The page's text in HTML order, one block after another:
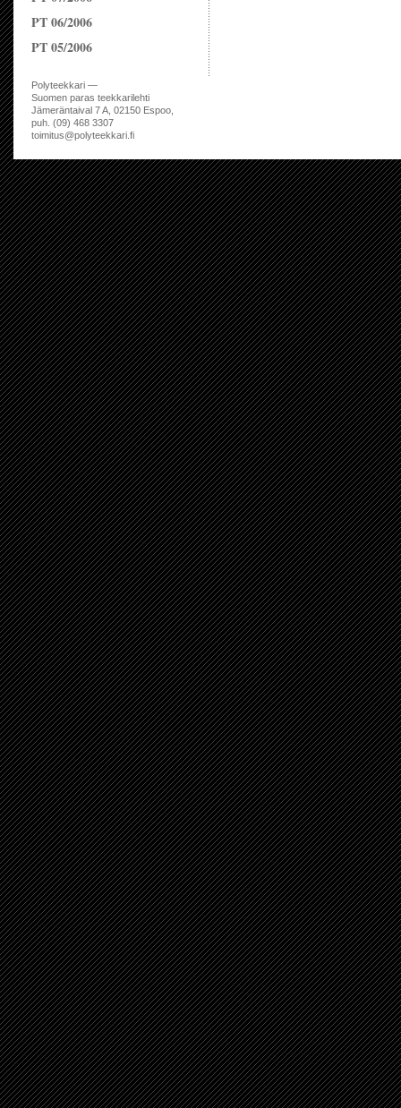
PT 06/2006
PT 05/2006
Polyteekkari —
Suomen paras teekkarilehti
Jämeräntaival 7 A, 02150 Espoo,
puh. (09) 468 3307
toimitus@polyteekkari.fi